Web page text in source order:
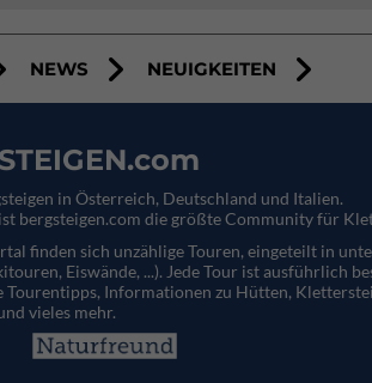
NEWS NEUIGKEITEN
in Österreich, Deutschland und Italien.
bergsteigen.com die größte Community für
finden sich unzählige Touren, eingeteilt in
Eiswände, ...). Jede Tour ist ausführlich
Tourentipps, Informationen zu Hütten,
vieles mehr.